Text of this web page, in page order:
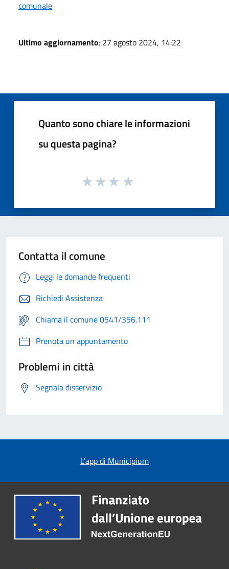
comunale
Ultimo aggiornamento: 27 agosto 2024, 14:22
Quanto sono chiare le informazioni
su questa pagina?
Contatta il comune
Leggi le domande frequenti
Richiedi Assistenza
Chiama il comune 0541/356.111
Prenota un appuntamento
Problemi in città
Segnala disservizio
L'app di Municipium